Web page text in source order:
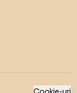
Cookie-uri